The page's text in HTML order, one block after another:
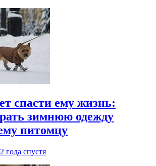
спасти ему жизнь:
зимнюю одежду
питомцу
2 года спустя